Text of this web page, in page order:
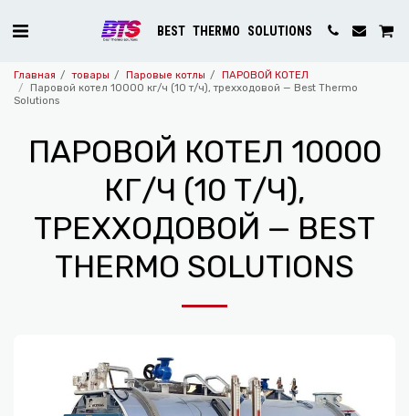
BEST THERMO SOLUTIONS
Главная товары Паровые котлы
ПАРОВОЙ КОТЕЛ
Паровой котел 10000 кг/ч (10 т/ч), трехходовой — Best Thermo
Solutions
ПАРОВОЙ КОТЕЛ 10000
КГ/Ч (10 Т/Ч),
ТРЕХХОДОВОЙ — BEST
THERMO SOLUTIONS